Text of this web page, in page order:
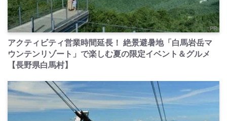
PR
アクティビティ営業時間延長！ 絶景避暑地「白馬岩岳マ
ウンテンリゾート」で楽しむ夏の限定イベント＆グルメ
【長野県白馬村】